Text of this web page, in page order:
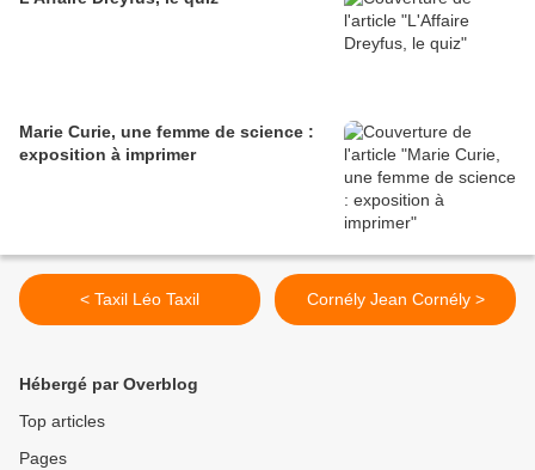
Marie Curie, une femme de science :
exposition à imprimer
< Taxil Léo Taxil Cornély Jean Cornély >
Hébergé par Overblog
Top articles
Pages